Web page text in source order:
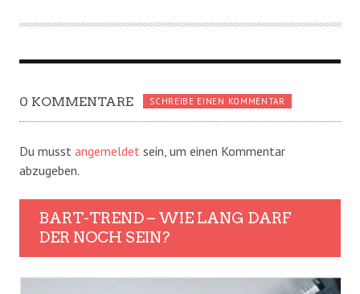
0 KOMMENTARE SCHREIBE EINEN KOMMENTAR
Du musst angemeldet sein, um einen Kommentar
abzugeben.
BART-TREND – WIE LANG DARF
DER NOCH SEIN?